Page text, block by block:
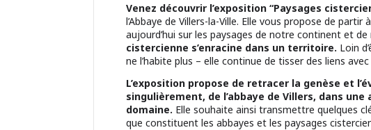
Venez découvrir l’exposition “Paysages
l’Abbaye de Villers-la-Ville. Elle vous propose de
aujourd’hui sur les paysages de notre continent et de
cistercienne s’enracine dans un territoire. Loin
ne l’habite plus – elle continue de tisser des liens
L’exposition propose de retracer la genèse et
singulièrement, de l’abbaye de Villers, dans
domaine. Elle souhaite ainsi transmettre quelques
que constituent les abbayes et les paysages